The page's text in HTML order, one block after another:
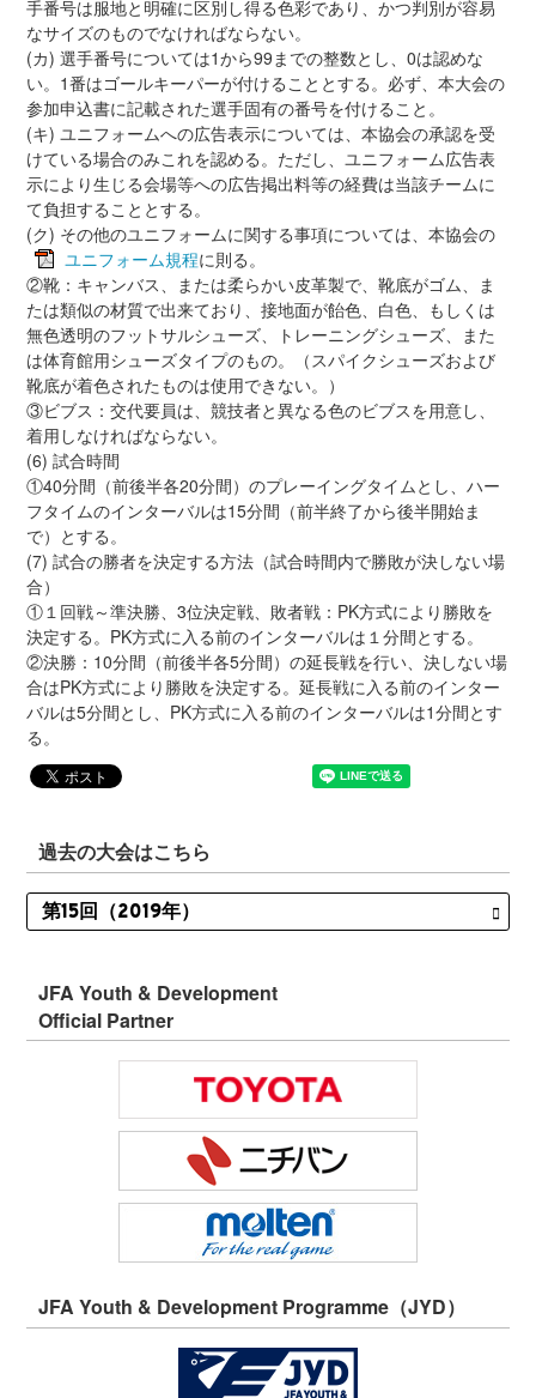
手番号は服地と明確に区別し得る色彩であり、かつ判別が容易
なサイズのものでなければならない。
(カ) 選手番号については1から99までの整数とし、0は認めな
い。1番はゴールキーパーが付けることとする。必ず、本大会の
参加申込書に記載された選手固有の番号を付けること。
(キ) ユニフォームへの広告表示については、本協会の承認を受
けている場合のみこれを認める。ただし、ユニフォーム広告表
示により生じる会場等への広告掲出料等の経費は当該チームに
て負担することとする。
(ク) その他のユニフォームに関する事項については、本協会の
ユニフォーム規程に則る。
②靴：キャンバス、または柔らかい皮革製で、靴底がゴム、ま
たは類似の材質で出来ており、接地面が飴色、白色、もしくは
無色透明のフットサルシューズ、トレーニングシューズ、また
は体育館用シューズタイプのもの。（スパイクシューズおよび
靴底が着色されたものは使用できない。）
③ビブス：交代要員は、競技者と異なる色のビブスを用意し、
着用しなければならない。
(6) 試合時間
①40分間（前後半各20分間）のプレーイングタイムとし、ハー
フタイムのインターバルは15分間（前半終了から後半開始ま
で）とする。
(7) 試合の勝者を決定する方法（試合時間内で勝敗が決しない場
合）
①１回戦～準決勝、3位決定戦、敗者戦：PK方式により勝敗を
決定する。PK方式に入る前のインターバルは１分間とする。
②決勝：10分間（前後半各5分間）の延長戦を行い、決しない場
合はPK方式により勝敗を決定する。延長戦に入る前のインター
バルは5分間とし、PK方式に入る前のインターバルは1分間とす
る。
過去の大会はこちら
JFA Youth & Development
Official Partner
JFA Youth & Development Programme（JYD）